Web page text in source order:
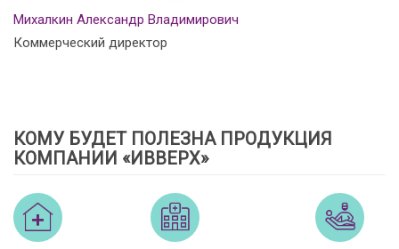
Михалкин Александр Владимирович
Коммерческий директор
КОМУ БУДЕТ ПОЛЕЗНА ПРОДУКЦИЯ
КОМПАНИИ «ИВВЕРХ»